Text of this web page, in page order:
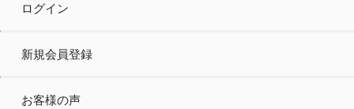
ログイン
新規会員登録
お客様の声